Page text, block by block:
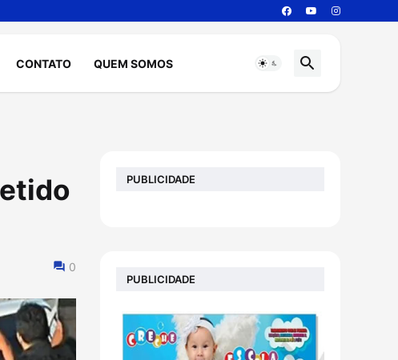
CONTATO QUEM SOMOS
0
PUBLICIDADE
PUBLICIDADE